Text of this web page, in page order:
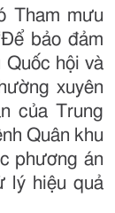
Tham mưu
bảo đảm
hội và
xuyên
của Trung
Quân khu
phương án
lý hiệu quả